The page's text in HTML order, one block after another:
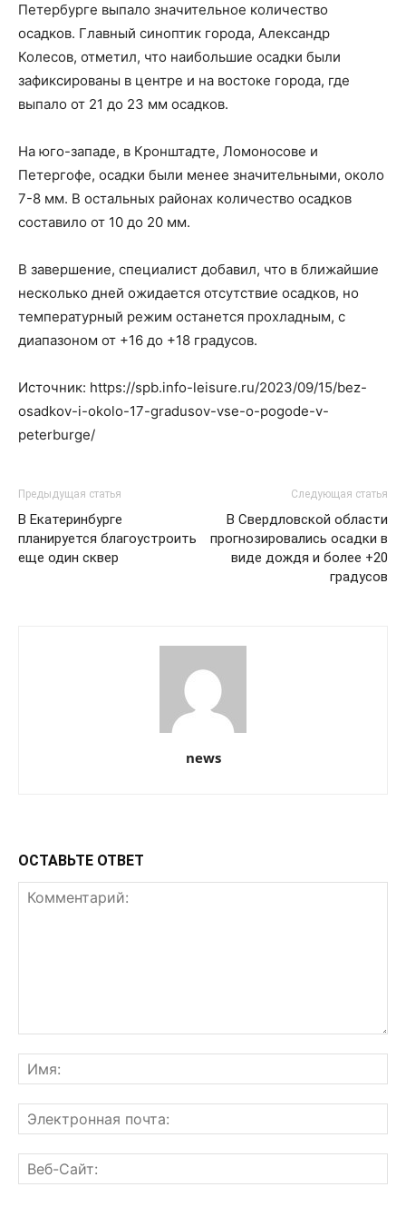
Петербурге выпало значительное количество
осадков. Главный синоптик города, Александр
Колесов, отметил, что наибольшие осадки были
зафиксированы в центре и на востоке города, где
выпало от 21 до 23 мм осадков.
На юго-западе, в Кронштадте, Ломоносове и
Петергофе, осадки были менее значительными, около
7-8 мм. В остальных районах количество осадков
составило от 10 до 20 мм.
В завершение, специалист добавил, что в ближайшие
несколько дней ожидается отсутствие осадков, но
температурный режим останется прохладным, с
диапазоном от +16 до +18 градусов.
Источник: https://spb.info-leisure.ru/2023/09/15/bez-
osadkov-i-okolo-17-gradusov-vse-o-pogode-v-
peterburge/
Предыдущая статья
В Екатеринбурге
планируется благоустроить
еще один сквер
Следующая статья
В Свердловской области
прогнозировались осадки в
виде дождя и более +20
градусов
news
ОСТАВЬТЕ ОТВЕТ